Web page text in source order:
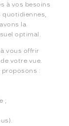
à vos besoins
la
optimal.
vous offrir
votre vue.
:
;